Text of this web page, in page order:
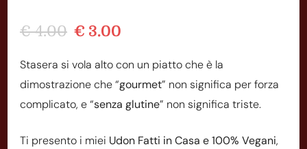
€4.00 Il
originale
era:
€ 4.00.
€ 3.00
attuale
è:
€ 3.00.
Stasera si vola alto con un piatto che è la
dimostrazione che “gourmet” non significa per forza
complicato, e “senza glutine” non significa triste.
Ti presento i miei Udon Fatti in Casa e 100% Vegani,